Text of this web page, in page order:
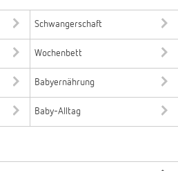
Schwangerschaft
Wochenbett
Babyernährung
Baby-Alltag